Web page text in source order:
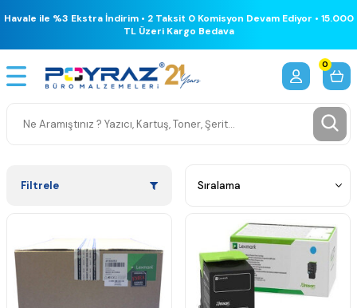
Havale ile %3 Ekstra İndirim • 2 Taksit 0 Komisyon Devam Ediyor • 15.000
TL Üzeri Kargo Bedava
0
Filtrele